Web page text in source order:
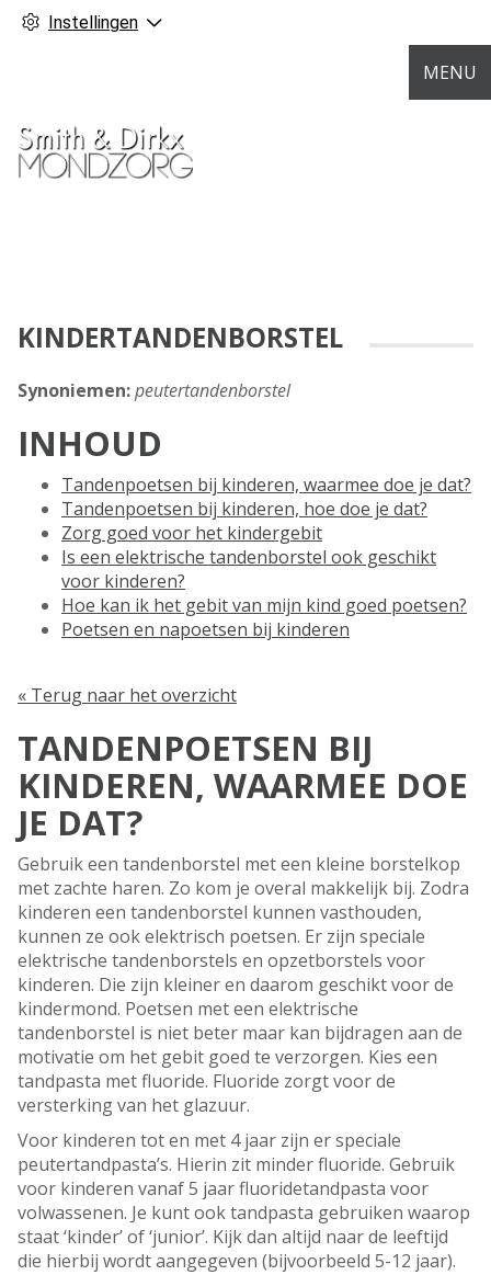
Instellingen
MENU
KINDERTANDENBORSTEL
Synoniemen:peutertandenborstel
INHOUD
Tandenpoetsen bij kinderen, waarmee doe je dat?
Tandenpoetsen bij kinderen, hoe doe je dat?
Zorg goed voor het kindergebit
Is een elektrische tandenborstel ook geschikt
voor kinderen?
Hoe kan ik het gebit van mijn kind goed poetsen?
Poetsen en napoetsen bij kinderen
« Terug naar het overzicht
TANDENPOETSEN BIJ
KINDEREN, WAARMEE DOE
JE DAT?
Gebruik een tandenborstel met een kleine borstelkop
met zachte haren. Zo kom je overal makkelijk bij. Zodra
kinderen een tandenborstel kunnen vasthouden,
kunnen ze ook elektrisch poetsen. Er zijn speciale
elektrische tandenborstels en opzetborstels voor
kinderen. Die zijn kleiner en daarom geschikt voor de
kindermond. Poetsen met een elektrische
tandenborstel is niet beter maar kan bijdragen aan de
motivatie om het gebit goed te verzorgen. Kies een
tandpasta met fluoride. Fluoride zorgt voor de
versterking van het glazuur.
Voor kinderen tot en met 4 jaar zijn er speciale
peutertandpasta’s. Hierin zit minder fluoride. Gebruik
voor kinderen vanaf 5 jaar fluoridetandpasta voor
volwassenen. Je kunt ook tandpasta gebruiken waarop
staat ‘kinder’ of ‘junior’. Kijk dan altijd naar de leeftijd
die hierbij wordt aangegeven (bijvoorbeeld 5-12 jaar).